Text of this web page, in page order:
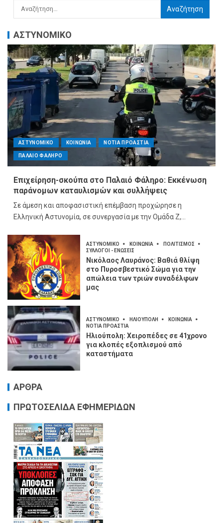
ΑΣΤΥΝΟΜΙΚΟ
ΑΣΤΥΝΟΜΙΚΟ ΚΟΙΝΩΝΙΑ ΝΟΤΙΑ ΠΡΟΑΣΤΙΑ
ΠΑΛΑΙΟ ΦΑΛΗΡΟ
Επιχείρηση-σκούπα στο Παλαιό Φάληρο: Εκκένωση
παράνομων καταυλισμών και συλλήψεις
Σε άμεση και αποφασιστική επέμβαση προχώρησε η
Ελληνική Αστυνομία, σε συνεργασία με την Ομάδα Ζ,...
ΑΣΤΥΝΟΜΙΚΟ ΚΟΙΝΩΝΙΑ
ΠΟΛΙΤΙΣΜΟΣ
ΣΥΛΛΟΓΟΙ - ΕΝΩΣΕΙΣ
Νικόλαος Λαυράνος: Βαθιά θλίψη
στο Πυροσβεστικό Σώμα για την
απώλεια των τριών συναδέλφων
μας
ΑΣΤΥΝΟΜΙΚΟ ΗΛΙΟΥΠΟΛΗ
ΚΟΙΝΩΝΙΑ
ΝΟΤΙΑ ΠΡΟΑΣΤΙΑ
Ηλιούπολη: Χειροπέδες σε 41χρονο
για κλοπές εξοπλισμού από
καταστήματα
ΑΡΘΡΑ
ΠΡΩΤΟΣΕΛΙΔΑ ΕΦΗΜΕΡΙΔΩΝ